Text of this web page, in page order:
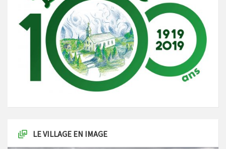
LE VILLAGE EN IMAGE